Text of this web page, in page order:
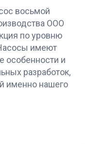
восьмой
ООО
по уровню
имеют
особенности и
разработок,
именно нашего